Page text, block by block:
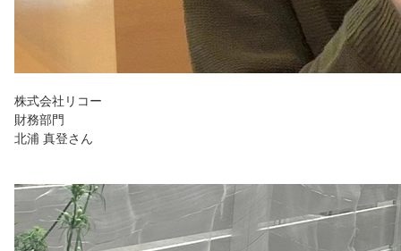
株式会社リコー
財務部門
北浦 真登さん